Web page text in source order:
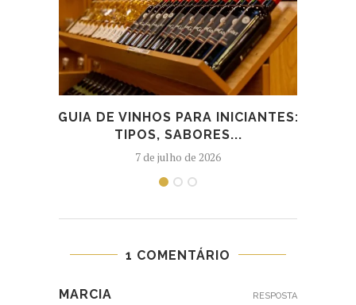
GUIA DE VINHOS PARA INICIANTES:
TIPOS, SABORES...
7 de julho de 2026
1 COMENTÁRIO
MARCIA RESPOSTA